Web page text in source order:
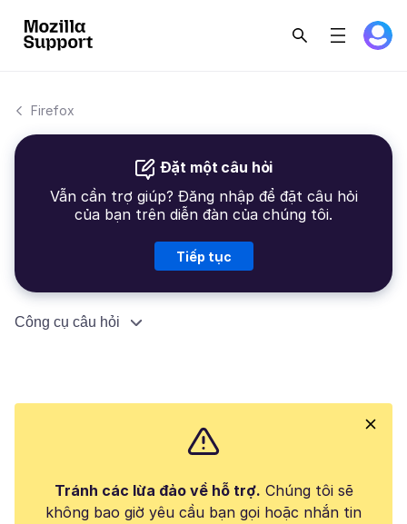
Firefox
Đặt một câu hỏi
Vẫn cần trợ giúp? Đăng nhập để đặt câu hỏi
của bạn trên diễn đàn của chúng tôi.
Tiếp tục
Công cụ câu hỏi
Tránh các lừa đảo về hỗ trợ. Chúng tôi sẽ
không bao giờ yêu cầu bạn gọi hoặc nhắn tin